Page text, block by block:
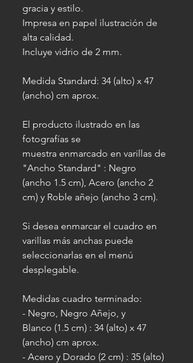
gracia y estilo.
Impresa en papel ilustración de
alta calidad.
Incluye vidrio de 2 mm.
Medida Standard: 34 (alto) x 47
(ancho) cm aprox.
El producto ilustrado en las
fotografías se
muestra enmarcado en varillas de
"Ancho Standard" : Negro
(ancho 1.5 cm), Acero (ancho 2
cm) y Roble añejo (ancho 3 cm).
Si desea enmarcar el cuadro en
varillas más anchas puede
seleccionarlas en el menú
desplegable.
Medidas cuadro terminado:
- Negro, Negro Añejo, y
Blanco (1.5 cm) : 34 (alto) x 47
(ancho) cm aprox.
- Acero y Dorado (2 cm) : 35 (alto)